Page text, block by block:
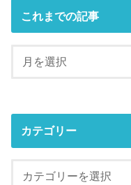
これまでの記事
カテゴリー